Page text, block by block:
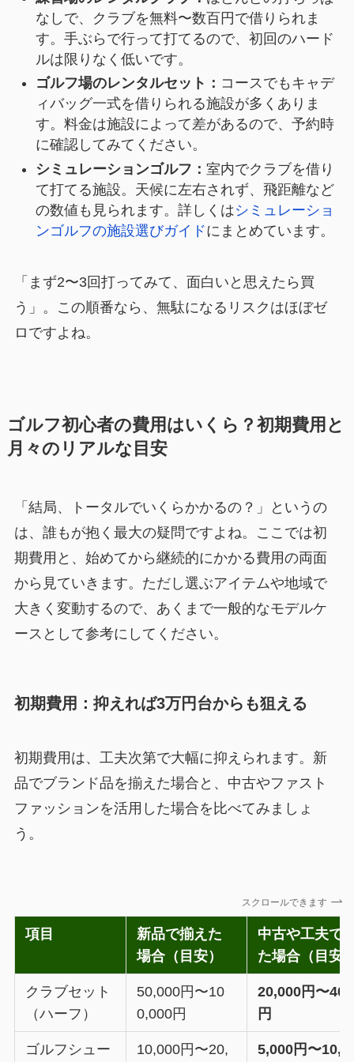
なしで、クラブを無料〜数百円で借りられま
す。手ぶらで行って打てるので、初回のハード
ルは限りなく低いです。
ゴルフ場のレンタルセット： コースでもキャデ
ィバッグ一式を借りられる施設が多くありま
す。料金は施設によって差があるので、予約時
に確認してみてください。
シミュレーションゴルフ： 室内でクラブを借り
て打てる施設。天候に左右されず、飛距離など
の数値も見られます。詳しくはシミュレーショ
ンゴルフの施設選びガイドにまとめています。
「まず2〜3回打ってみて、面白いと思えたら買
う」。この順番なら、無駄になるリスクはほぼゼ
ロですよね。
ゴルフ初心者の費用はいくら？初期費用と
月々のリアルな目安
「結局、トータルでいくらかかるの？」というの
は、誰もが抱く最大の疑問ですよね。ここでは初
期費用と、始めてから継続的にかかる費用の両面
から見ていきます。ただし選ぶアイテムや地域で
大きく変動するので、あくまで一般的なモデルケ
ースとして参考にしてください。
初期費用：抑えれば3万円台からも狙える
初期費用は、工夫次第で大幅に抑えられます。新
品でブランド品を揃えた場合と、中古やファスト
ファッションを活用した場合を比べてみましょ
う。
スクロールできます
項目
新品で揃えた
場合（目安）
中古や工夫で
た場合（目安
クラブセット
（ハーフ）
50,000円〜10
0,000円
20,000円〜
円
ゴルフシュー
10,000円〜20,
5,000円〜